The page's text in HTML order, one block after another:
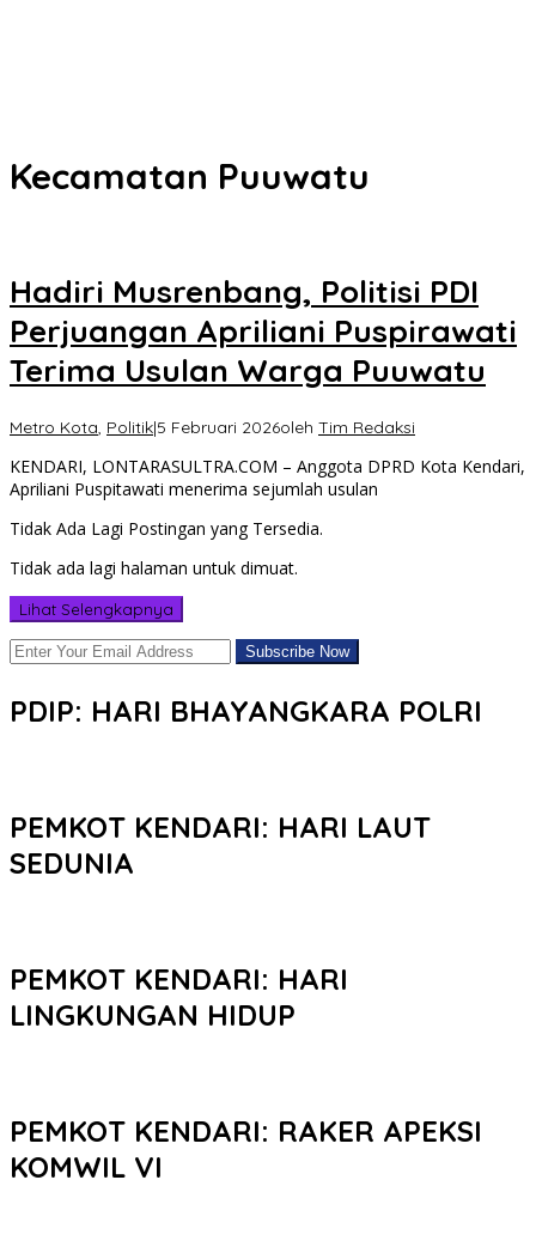
Kecamatan Puuwatu
Hadiri Musrenbang, Politisi PDI
Perjuangan Apriliani Puspirawati
Terima Usulan Warga Puuwatu
Metro Kota, Politik|5 Februari 2026oleh Tim Redaksi
KENDARI, LONTARASULTRA.COM – Anggota DPRD Kota Kendari,
Apriliani Puspitawati menerima sejumlah usulan
Tidak Ada Lagi Postingan yang Tersedia.
Tidak ada lagi halaman untuk dimuat.
Lihat Selengkapnya
PDIP: HARI BHAYANGKARA POLRI
PEMKOT KENDARI: HARI LAUT
SEDUNIA
PEMKOT KENDARI: HARI
LINGKUNGAN HIDUP
PEMKOT KENDARI: RAKER APEKSI
KOMWIL VI